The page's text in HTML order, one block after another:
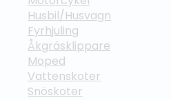
Husbil/Husvagn
Fyrhjuling
Åkgräsklippare
Moped
Vattenskoter
Snöskoter